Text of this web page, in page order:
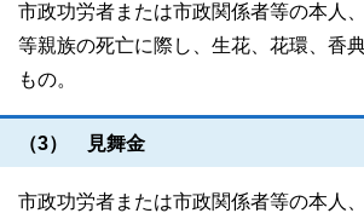
市政功労者または市政関係者等の本人
等親族の死亡に際し、生花、花環、香
もの。
（3） 見舞金
市政功労者または市政関係者等の本人